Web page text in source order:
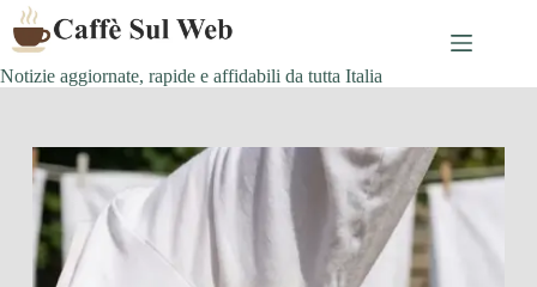
Skip
content
Notizie aggiornate, rapide e affidabili da tutta Italia